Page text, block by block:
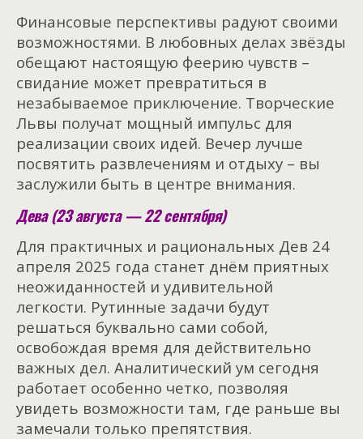
Финансовые перспективы радуют своими
возможностями. В любовных делах звёзды
обещают настоящую феерию чувств –
свидание может превратиться в
незабываемое приключение. Творческие
Львы получат мощный импульс для
реализации своих идей. Вечер лучше
посвятить развлечениям и отдыху – вы
заслужили быть в центре внимания.
Дева (23 августа — 22 сентября)
Для практичных и рациональных Дев 24
апреля 2025 года станет днём приятных
неожиданностей и удивительной
легкости. Рутинные задачи будут
решаться буквально сами собой,
освобождая время для действительно
важных дел. Аналитический ум сегодня
работает особенно четко, позволяя
увидеть возможности там, где раньше вы
замечали только препятствия.